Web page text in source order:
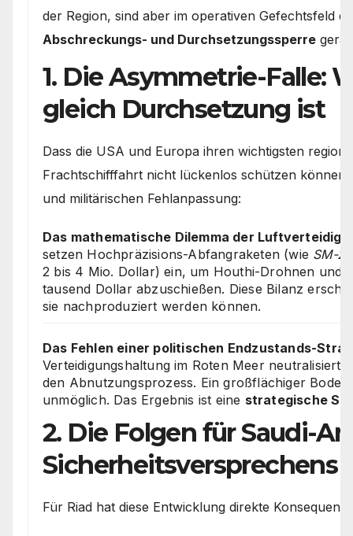
der Region, sind aber im operativen Gefechtsfeld
Abschreckungs- und Durchsetzungssperre
1. Die Asymmetrie-Falle:
gleich Durchsetzung ist
Dass die USA und Europa ihren wichtigsten
Frachtschifffahrt nicht lückenlos schützen
und militärischen Fehlanpassung:
Das mathematische Dilemma der
setzen Hochpräzisions-Abfangraketen (wie SM-2
2 bis 4 Mio. Dollar) ein, um Houthi-Drohnen und
tausend Dollar abzuschießen. Diese Bilanz
sie nachproduziert werden können.
Das Fehlen einer politischen Endzustands-
Verteidigungshaltung im Roten Meer
den Abnutzungsprozess. Ein großflächiger
unmöglich. Das Ergebnis ist eine strategische
2. Die Folgen für Saudi-
Sicherheitsversprechens
Für Riad hat diese Entwicklung direkte